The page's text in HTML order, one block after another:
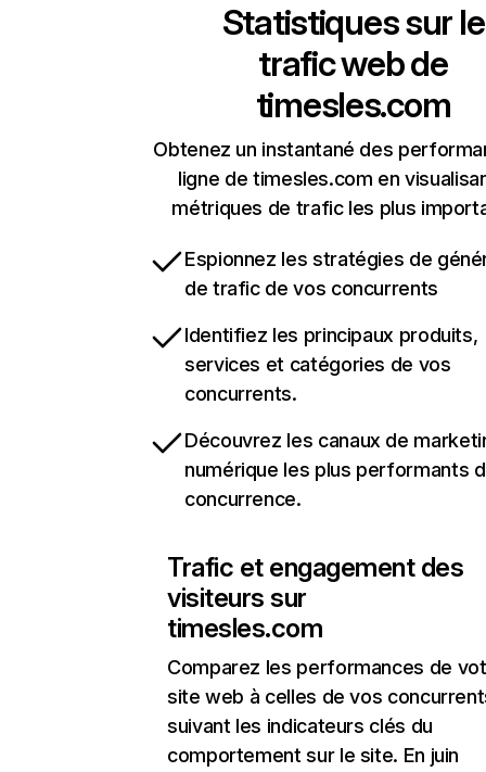
Statistiques sur le
trafic web de
timesles.com
Obtenez un instantané des
ligne de timesles.com en
métriques de trafic les plus
Espionnez les stratégies de
de trafic de vos concurrents
Identifiez les principaux produits,
services et catégories de vos
concurrents.
Découvrez les canaux de
numérique les plus performants
concurrence.
Trafic et engagement des
visiteurs sur
timesles.com
Comparez les performances de
site web à celles de vos
suivant les indicateurs clés du
comportement sur le site. En juin